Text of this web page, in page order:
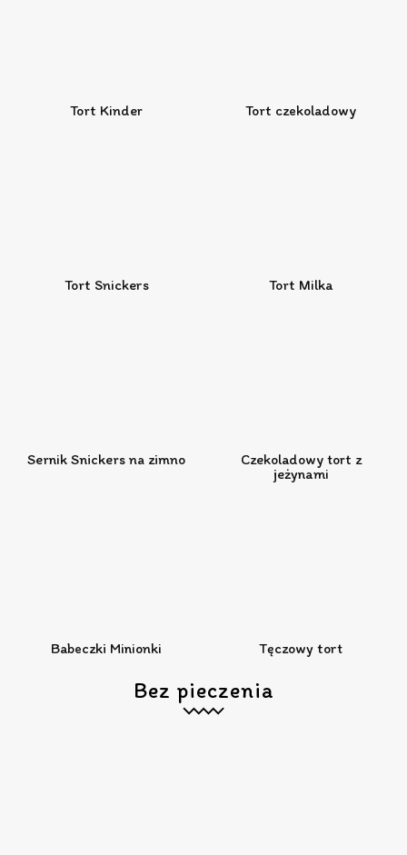
Tort Kinder Tort czekoladowy
Tort Snickers Tort Milka
Sernik Snickers na zimno
Czekoladowy tort z
jeżynami
Babeczki Minionki Tęczowy tort
Bez pieczenia